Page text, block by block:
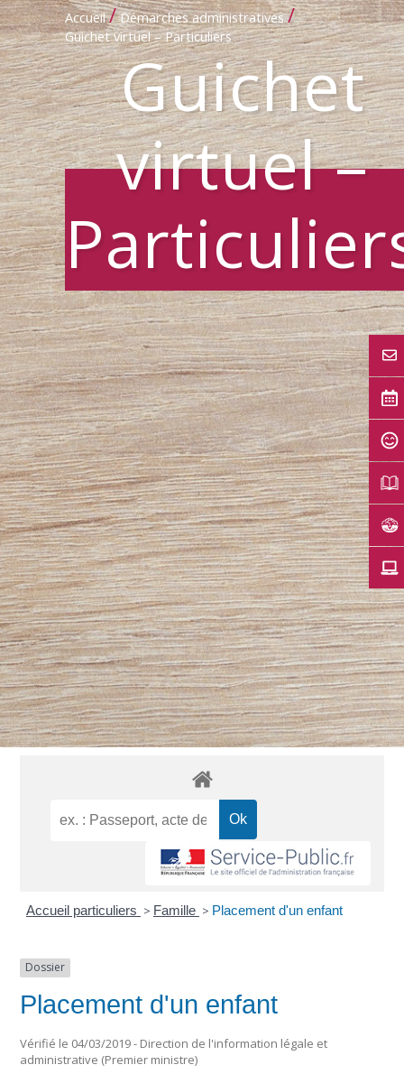
Accueil / Démarches administratives /
Guichet virtuel – Particuliers
Guichet
virtuel –
Accueil particuliers > Famille > Placement d'un enfant
Dossier
Placement d'un enfant
Vérifié le 04/03/2019 - Direction de l'information légale et
administrative (Premier ministre)